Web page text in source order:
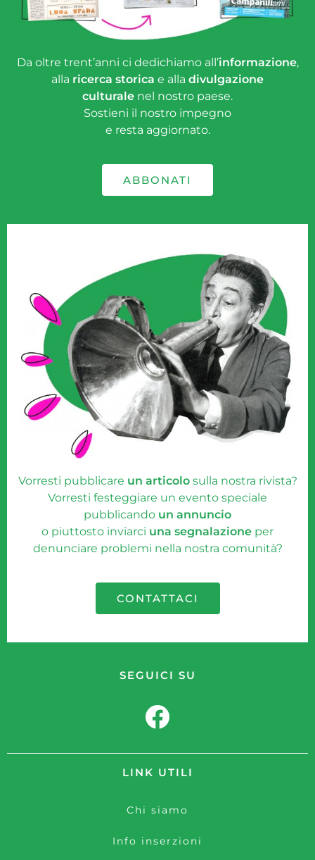
Da oltre trent’anni ci dedichiamo all’informazione,
alla ricerca storica e alla divulgazione
culturale nel nostro paese.
Sostieni il nostro impegno
e resta aggiornato.
ABBONATI
Vorresti pubblicare un articolosulla nostra rivista?
Vorresti festeggiare un evento speciale
pubblicando un annuncio
o piuttosto inviarci una segnalazione per
denunciare problemi nella nostra comunità?
CONTATTACI
LINK UTILI
Chi siamo
Info inserzioni
SEGUICI SU